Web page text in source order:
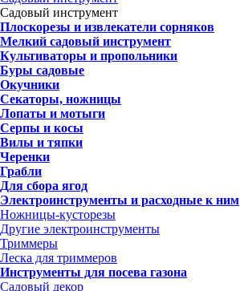
Садовый инструмент
Плоскорезы и извлекатели сорняков
Мелкий садовый инструмент
Культиваторы и пропольники
Буры садовые
Окучники
Секаторы, ножницы
Лопаты и мотыги
Серпы и косы
Вилы и тяпки
Черенки
Грабли
Для сбора ягод
Электроинструменты и расходные к ним
Ножницы-кусторезы
Другие электроинструменты
Триммеры
Леска для триммеров
Инструменты для посева газона
Садовый декор